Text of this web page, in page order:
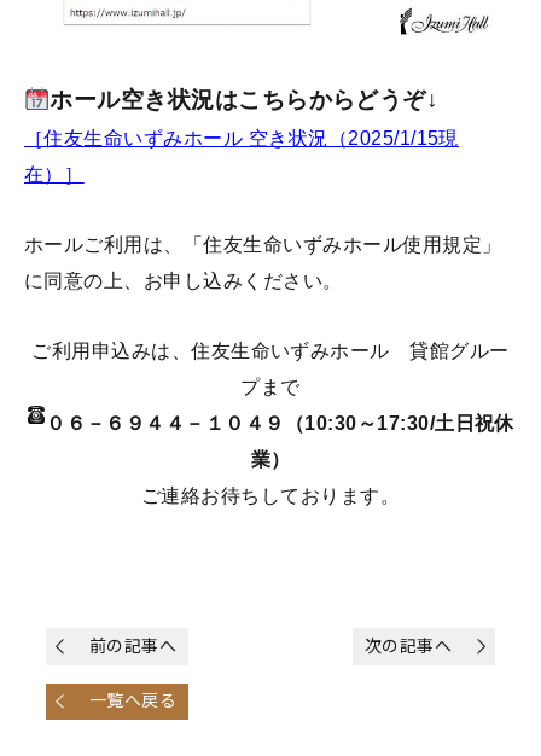
ホール空き状況はこちらからどうぞ↓
［住友生命いずみホール 空き状況（2025/1/15現
在）］
ホールご利用は、「住友生命いずみホール使用規定 」
に同意の上、お申し込みください。
ご利用申込みは、住友生命いずみホール 貸館グルー
プまで
０６－６９４４－１０４９（10:30～17:30/土日祝休
業）
ご連絡お待ちしております。
前の記事へ 次の記事へ
一覧へ戻る